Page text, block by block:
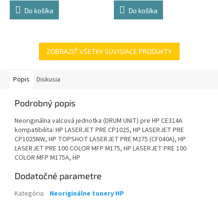
Do košíka Do košíka
ZOBRAZIŤ VŠETKY SÚVISIACE PRODUKTY
Popis Diskusia
Podrobný popis
Neoriginálna valcová jednotka (DRUM UNIT) pre HP CE314A
kompatibilita: HP LASERJET PRE CP1025, HP LASERJET PRE
CP1025NW, HP TOPSHOT LASERJET PRE M275 (CF040A), HP
LASERJET PRE 100 COLOR MFP M175, HP LASERJET PRE 100
COLOR MFP M175A, HP
Dodatočné parametre
Kategória: Neoriginálne tonery HP